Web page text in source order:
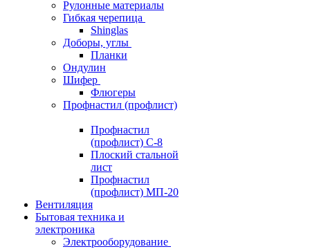
Рулонные материалы
Гибкая черепица
Shinglas
Доборы, углы
Планки
Ондулин
Шифер
Флюгеры
Профнастил (профлист)
Профнастил
(профлист) С-8
Плоский стальной
лист
Профнастил
(профлист) МП-20
Вентиляция
Бытовая техника и
электроника
Электрооборудование